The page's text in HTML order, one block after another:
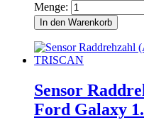
Menge:
In den Warenkorb
Sensor
Ford Galaxy